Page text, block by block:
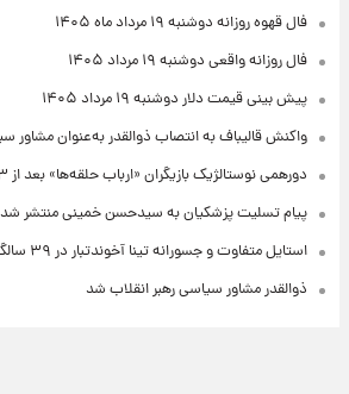
فال قهوه روزانه دوشنبه ۱۹ مرداد ماه ۱۴۰۵
فال روزانه واقعی دوشنبه ۱۹ مرداد ۱۴۰۵
پیش‌ بینی قیمت دلار دوشنبه ۱۹ مرداد ۱۴۰۵
واکنش قالیباف به انتصاب ذوالقدر به‌عنوان مشاور
دورهمی نوستالژیک بازیگران «ارباب حلقه‌ها» بعد از ۲۳ سال + عکس
پیام تسلیت پزشکیان به سیدحسن خمینی منتشر شد +
استایل متفاوت و جسورانه تینا آخوندتبار در ۳۹ سالگی + عکس
ذوالقدر مشاور سیاسی رهبر انقلاب شد